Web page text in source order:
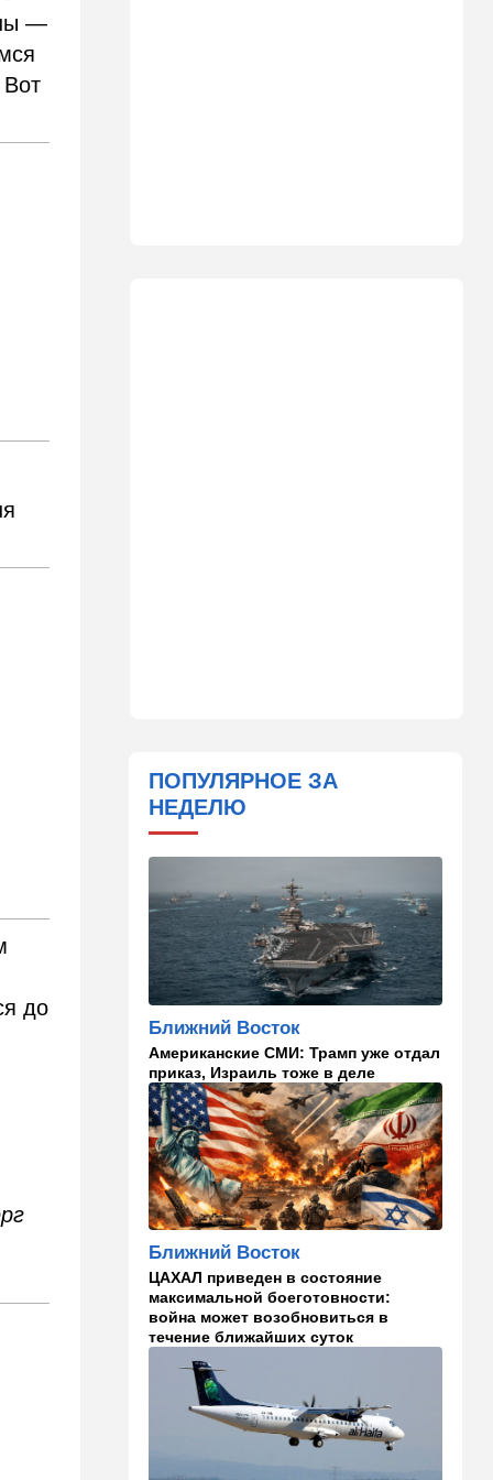
—
до
ресторане в Москве
15:00 Культура
сходить с детьми на
каникулах
14:49 Стиль жизни
Спор, которому нет конца:
кто умнее - кошки или
14:41 Ближний Восток
Россия и Китай усиливают
поддержку Ирана: война с
США меняет баланс сил
14:18 Мнения
"Это ваше туда-сюда
страшно раздражает"
14:06 Транспорт
Что изменилось в аэропорту
Бен-Гурион после войны:
новые правила,
безопасность и советы
пассажирам
13:58 Здоровье
Какие продукты помогают
ПОПУЛЯРНОЕ ЗА
НЕДЕЛЮ
Ближний Восток
Американские СМИ: Трамп уже отдал
приказ, Израиль тоже в деле
Ближний Восток
ЦАХАЛ приведен в состояние
максимальной боеготовности:
война может возобновиться в
течение ближайших суток